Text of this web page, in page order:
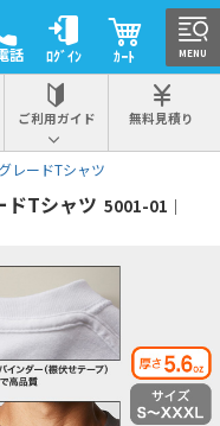
話 ﾛｸﾞｲﾝ ｶｰﾄ
ご利用ガイド 無料見積り
レードTシャツ
ドTシャツ 5001-01｜
MENU